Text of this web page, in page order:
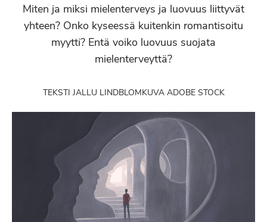
Miten ja miksi mielenterveys ja luovuus liittyvät
yhteen? Onko kyseessä kuitenkin romantisoitu
myytti? Entä voiko luovuus suojata
mielenterveyttä?
TEKSTI JALLU LINDBLOMKUVA ADOBE STOCK